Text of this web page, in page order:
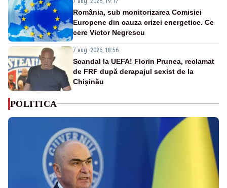
România, sub monitorizarea Comisiei
Europene din cauza crizei energetice. Ce
cere Victor Negrescu
7 aug. 2026, 18:56
Scandal la UEFA! Florin Prunea, reclamat
de FRF după derapajul sexist de la
Chișinău
POLITICA